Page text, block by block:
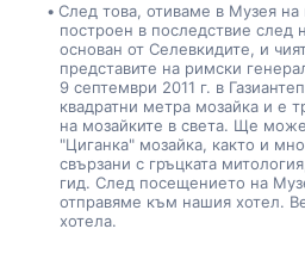
След това, отиваме в Музея на
построен в последствие след
основан от Селевкидите, и
представите на римски
9 септември 2011 г. в
квадратни метра мозайка и е
на мозайките в света. Ще
"Циганка" мозайка, както и
свързани с гръцката
гид. След посещението на
отправяме към нашия хотел.
хотела.